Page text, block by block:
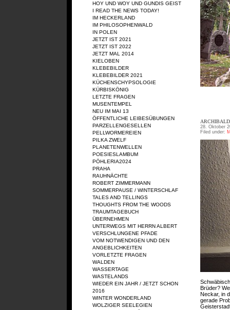
HOY UND WOY UND GUNDIS GEIST
I READ THE NEWS TODAY!
IM HECKERLAND
IM PHILOSOPHENWALD
IN POLEN
JETZT IST 2021
JETZT IST 2022
JETZT MAL 2014
KIELOBEN
KLEBEBILDER
KLEBEBILDER 2021
KÜCHENSCHYPSOLOGIE
KÜRBISKÖNIG
LETZTE FRAGEN
MUSENTEMPEL
NEU IM MAI 13
ÖFFENTLICHE LEIBESÜBUNGEN
PARZELLENGESELLEN
PELLWORMEREIEN
PILKA ZWELF
PLANETENWELLEN
POESIESLAMBUM
PÖHLERIA2024
PRAHA
RAUHNÄCHTE
ROBERT ZIMMERMANN
SOMMERPAUSE / WINTERSCHLAF
TALES AND TELLINGS
THOUGHTS FROM THE WOODS
TRAUMTAGEBUCH
ÜBERNEHMEN
UNTERWEGS MIT HERRN ALBERT
VERSCHLUNGENE PFADE
VOM NOTWENDIGEN UND DEN
ANGEBLICHKEITEN
VORLETZTE FRAGEN
WALDEN
WASSERTAGE
WASTELANDS
WIEDER EIN JAHR / JETZT SCHON
2016
WINTER WONDERLAND
WOLZIGER SEELEGIEN
28. Oktober
Filed under:
Brüder?
Neckar, in
gerade